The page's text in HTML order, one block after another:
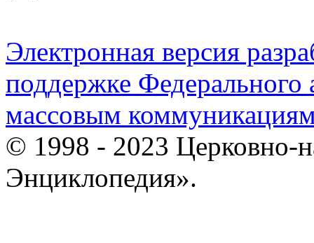
Электронная версия
поддержке Федерального
массовым
© 1998 - 2023 Церковно-
Энциклопедия».